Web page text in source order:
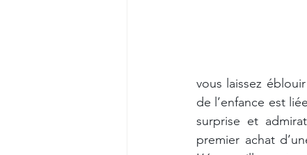
vous laissez
de l’enfance est
surprise et
premier achat